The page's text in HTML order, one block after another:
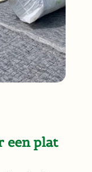
een plat